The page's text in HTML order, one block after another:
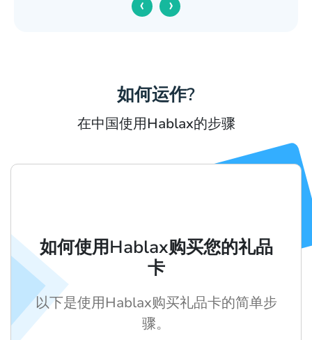
如何运作?
在中国使用Hablax的步骤
如何使用Hablax购买您的礼品
卡
以下是使用Hablax购买礼品卡的简单步
骤。